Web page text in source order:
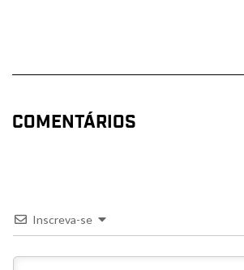
COMENTÁRIOS
Inscreva-se